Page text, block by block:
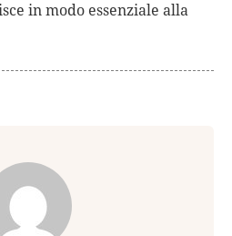
in modo essenziale alla